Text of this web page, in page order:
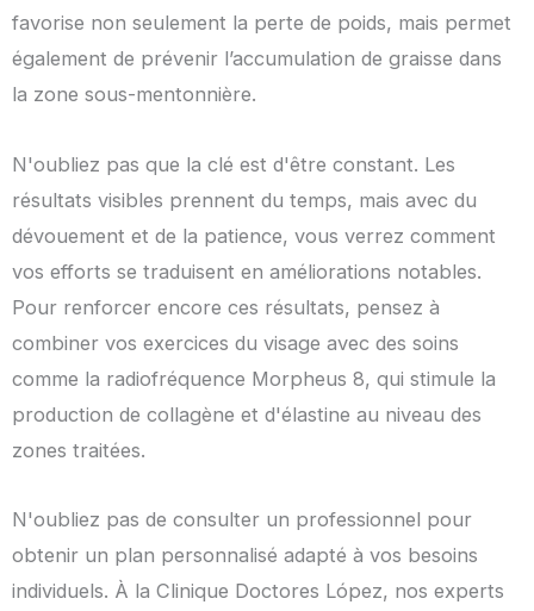
favorise non seulement la perte de poids, mais permet
également de prévenir l’accumulation de graisse dans
la zone sous-mentonnière.
N'oubliez pas que la clé est d'être constant. Les
résultats visibles prennent du temps, mais avec du
dévouement et de la patience, vous verrez comment
vos efforts se traduisent en améliorations notables.
Pour renforcer encore ces résultats, pensez à
combiner vos exercices du visage avec des soins
comme la radiofréquence Morpheus 8, qui stimule la
production de collagène et d'élastine au niveau des
zones traitées.
N'oubliez pas de consulter un professionnel pour
obtenir un plan personnalisé adapté à vos besoins
individuels. À la Clinique Doctores López, nos experts